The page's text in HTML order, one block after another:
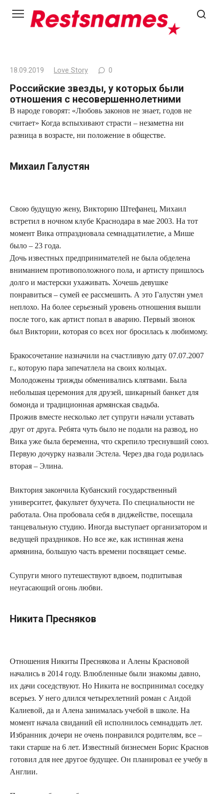
18.09.2019 Love Story 0
Российские звезды, у которых были
отношения с несовершеннолетними
В народе говорят: «Любовь законов не знает, годов не
считает» Когда вспыхивают страсти – незаметна ни
разница в возрасте, ни положение в обществе.
Михаил Галустян
Свою будущую жену, Викторию Штефанец, Михаил
встретил в ночном клубе Краснодара в мае 2003. На тот
момент Вика отпраздновала семнадцатилетие, а Мише
было – 23 года.
Дочь известных предпринимателей не была обделена
вниманием противоположного пола, и артисту пришлось
долго и мастерски ухаживать. Хочешь девушке
понравиться – сумей ее рассмешить. А это Галустян умел
неплохо. На более серьезный уровень отношения вышли
после того, как артист попал в аварию. Первый звонок
был Виктории, которая со всех ног бросилась к любимому.
Бракосочетание назначили на счастливую дату 07.07.2007
г., которую пара запечатлела на своих кольцах.
Молодожены трижды обменивались клятвами. Была
небольшая церемония для друзей, шикарный банкет для
бомонда и традиционная армянская свадьба.
Прожив вместе несколько лет супруги начали уставать
друг от друга. Ребята чуть было не подали на развод, но
Вика уже была беременна, что скрепило треснувший союз.
Первую дочурку назвали Эстела. Через два года родилась
вторая – Элина.
Виктория закончила Кубанский государственный
университет, факультет бухучета. По специальности не
работала. Она пробовала себя в диджействе, посещала
танцевальную студию. Иногда выступает организатором и
ведущей праздников. Но все же, как истинная жена
армянина, большую часть времени посвящает семье.
Супруги много путешествуют вдвоем, подпитывая
неугасающий огонь любви.
Никита Пресняков
Отношения Никиты Преснякова и Алены Красновой
начались в 2014 году. Влюбленные были знакомы давно,
их дачи соседствуют. Но Никита не воспринимал соседку
всерьез. У него длился четырехлетний роман с Аидой
Калиевой, да и Алена занималась учебой в школе. На
момент начала свиданий ей исполнилось семнадцать лет.
Избранник дочери не очень понравился родителям, все –
таки старше на 6 лет. Известный бизнесмен Борис Краснов
готовил для нее другое будущее. Он планировал ее учебу в
Англии.